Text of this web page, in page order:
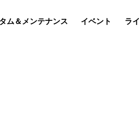
ム＆メンテナンス イベント ラ